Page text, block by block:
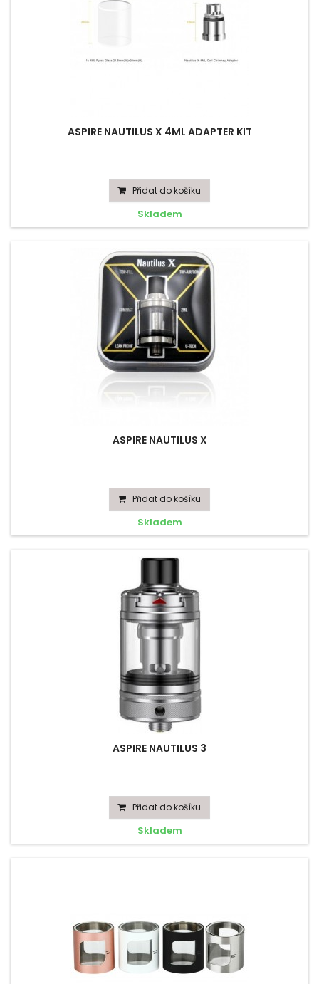
ASPIRE NAUTILUS X 4ML ADAPTER KIT
Přidat do košíku
Skladem
ASPIRE NAUTILUS X
Přidat do košíku
Skladem
ASPIRE NAUTILUS 3
Přidat do košíku
Skladem